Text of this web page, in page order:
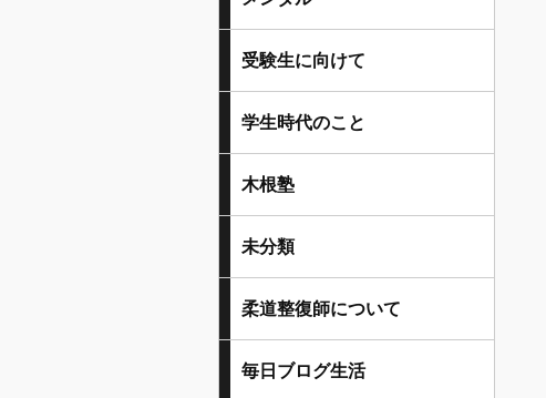
受験生に向けて
学生時代のこと
木根塾
未分類
柔道整復師について
毎日ブログ生活